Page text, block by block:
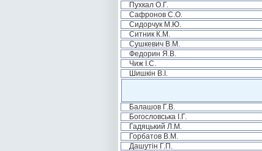
Пухкал О.Г.
Сафронов С.О.
Сидорчук М.Ю.
Ситник К.М.
Сушкевич В.М.
Федорин Я.В.
Чиж І.С.
Шишкін В.І.
Балашов Г.В.
Богословська І.Г.
Гадяцький Л.М.
Горбатов В.М.
Дашутін Г.П.